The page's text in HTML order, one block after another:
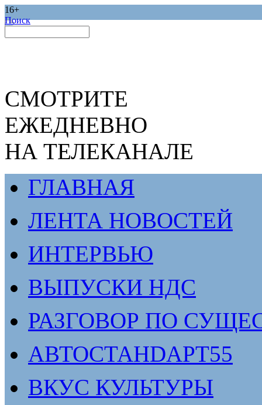
16+
Поиск
СМОТРИТЕ
ЕЖЕДНЕВНО
НА ТЕЛЕКАНАЛЕ
ГЛАВНАЯ
ЛЕНТА НОВОСТЕЙ
ИНТЕРВЬЮ
ВЫПУСКИ НДС
РАЗГОВОР ПО
АВТОСТАНDАРТ55
ВКУС КУЛЬТУРЫ